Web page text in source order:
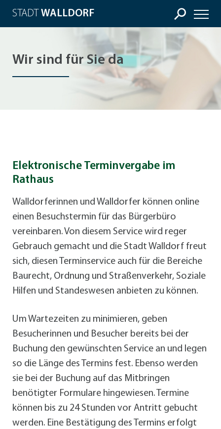
STADT WALLDORF
Wir sind für Sie da
Elektronische Terminvergabe im
Rathaus
Walldorferinnen und Walldorfer können online
einen Besuchstermin für das Bürgerbüro
vereinbaren. Von diesem Service wird reger
Gebrauch gemacht und die Stadt Walldorf freut
sich, diesen Terminservice auch für die Bereiche
Baurecht, Ordnung und Straßenverkehr, Soziale
Hilfen und Standeswesen anbieten zu können.
Um Wartezeiten zu minimieren, geben
Besucherinnen und Besucher bereits bei der
Buchung den gewünschten Service an und legen
so die Länge des Termins fest. Ebenso werden
sie bei der Buchung auf das Mitbringen
benötigter Formulare hingewiesen. Termine
können bis zu 24 Stunden vor Antritt gebucht
werden. Eine Bestätigung des Termins erfolgt